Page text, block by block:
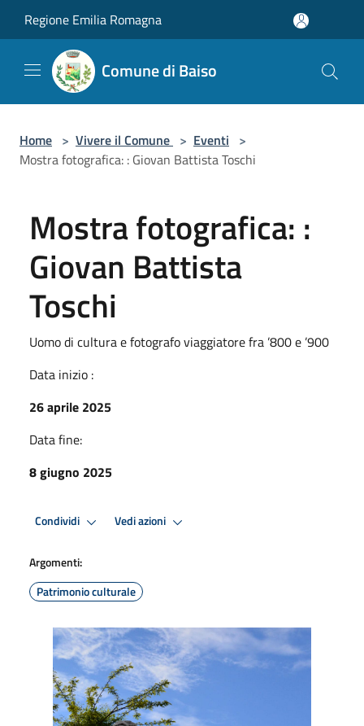
Regione Emilia Romagna
Comune di Baiso
Home > Vivere il Comune > Eventi >
Mostra fotografica: : Giovan Battista Toschi
Mostra fotografica: :
Giovan Battista
Toschi
Uomo di cultura e fotografo viaggiatore fra ’800 e ’900
Data inizio :
26 aprile 2025
Data fine:
8 giugno 2025
Condividi Vedi azioni
Argomenti:
Patrimonio culturale